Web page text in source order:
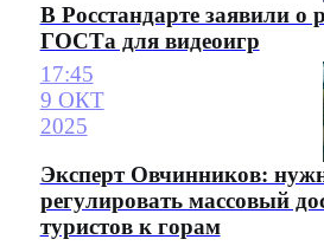
В Росстандарте заявили о
ГОСТа для видеоигр
17:45
9 ОКТ
2025
Эксперт Овчинников:
регулировать массовый
туристов к горам